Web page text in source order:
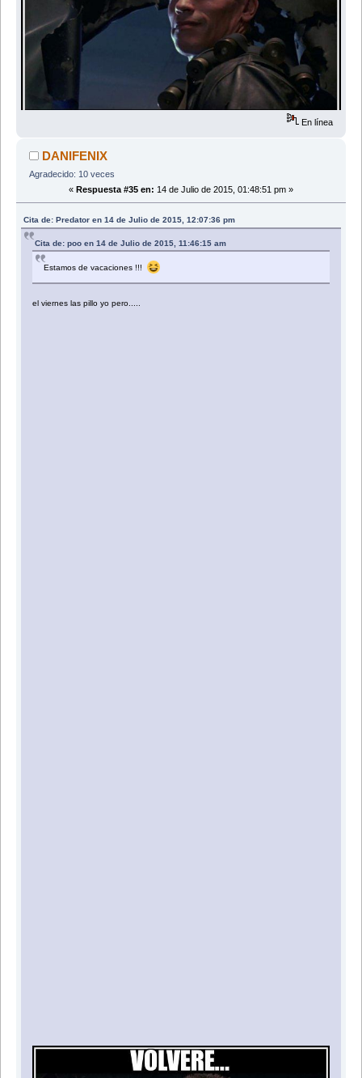
En línea
DANIFENIX
Agradecido: 10 veces
« Respuesta #35 en: 14 de Julio de 2015, 01:48:51 pm »
Cita de: Predator en 14 de Julio de 2015, 12:07:36 pm
Cita de: poo en 14 de Julio de 2015, 11:46:15 am
Estamos de vacaciones !!!
el viernes las pillo yo pero.....